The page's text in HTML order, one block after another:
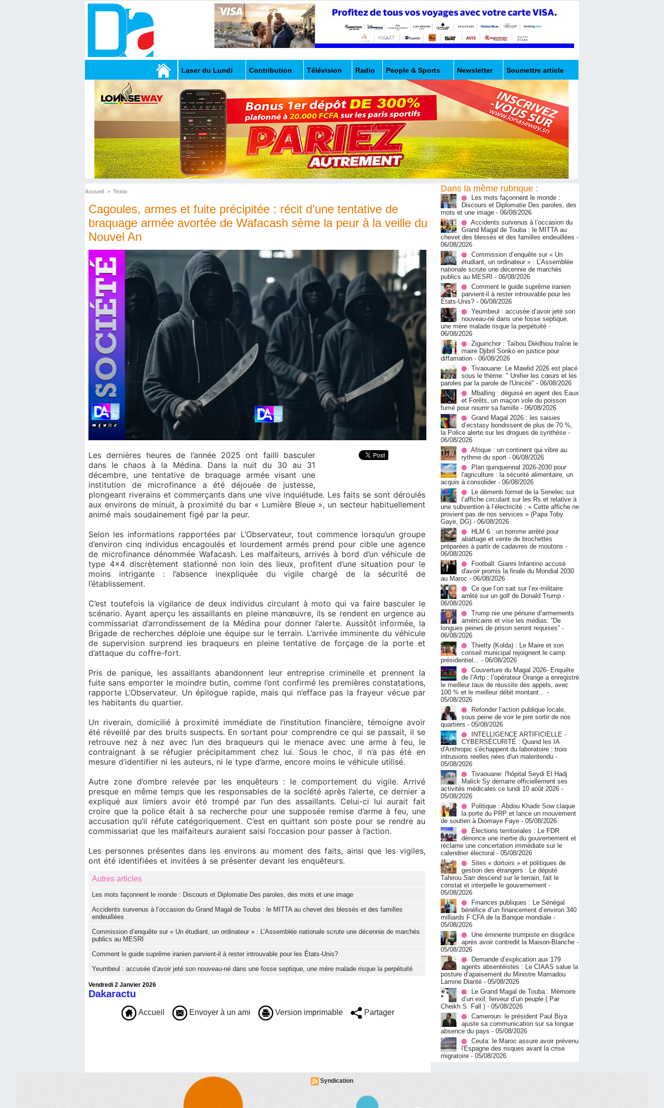
Laser du Lundi Contribution Télévision Radio People & Sports Newsletter Soumettre article
Accueil > Texto
Cagoules, armes et fuite précipitée : récit d’une tentative de
braquage armée avortée de Wafacash sème la peur à la veille du
Nouvel An
Les dernières heures de l’année 2025 ont failli basculer
dans le chaos à la Médina. Dans la nuit du 30 au 31
décembre, une tentative de braquage armée visant une
institution de microfinance a été déjouée de justesse,
plongeant riverains et commerçants dans une vive inquiétude. Les faits se sont déroulés
aux environs de minuit, à proximité du bar « Lumière Bleue », un secteur habituellement
animé mais soudainement figé par la peur.
Selon les informations rapportées par L’Observateur, tout commence lorsqu’un groupe
d’environ cinq individus encagoulés et lourdement armés prend pour cible une agence
de microfinance dénommée Wafacash. Les malfaiteurs, arrivés à bord d’un véhicule de
type 4x4 discrètement stationné non loin des lieux, profitent d’une situation pour le
moins intrigante : l’absence inexpliquée du vigile chargé de la sécurité de
l’établissement.
C’est toutefois la vigilance de deux individus circulant à moto qui va faire basculer le
scénario. Ayant aperçu les assaillants en pleine manœuvre, ils se rendent en urgence au
commissariat d’arrondissement de la Médina pour donner l’alerte. Aussitôt informée, la
Brigade de recherches déploie une équipe sur le terrain. L’arrivée imminente du véhicule
de supervision surprend les braqueurs en pleine tentative de forçage de la porte et
d’attaque du coffre-fort.
Pris de panique, les assaillants abandonnent leur entreprise criminelle et prennent la
fuite sans emporter le moindre butin, comme l’ont confirmé les premières constatations,
rapporte L’Observateur. Un épilogue rapide, mais qui n’efface pas la frayeur vécue par
les habitants du quartier.
Un riverain, domicilié à proximité immédiate de l’institution financière, témoigne avoir
été réveillé par des bruits suspects. En sortant pour comprendre ce qui se passait, il se
retrouve nez à nez avec l’un des braqueurs qui le menace avec une arme à feu, le
contraignant à se réfugier précipitamment chez lui. Sous le choc, il n’a pas été en
mesure d’identifier ni les auteurs, ni le type d’arme, encore moins le véhicule utilisé.
Autre zone d’ombre relevée par les enquêteurs : le comportement du vigile. Arrivé
presque en même temps que les responsables de la société après l’alerte, ce dernier a
expliqué aux limiers avoir été trompé par l’un des assaillants. Celui-ci lui aurait fait
croire que la police était à sa recherche pour une supposée remise d’arme à feu, une
accusation qu’il réfute catégoriquement. C’est en quittant son poste pour se rendre au
commissariat que les malfaiteurs auraient saisi l’occasion pour passer à l’action.
Les personnes présentes dans les environs au moment des faits, ainsi que les vigiles,
ont été identifiées et invitées à se présenter devant les enquêteurs.
Autres articles
Les mots façonnent le monde : Discours et Diplomatie Des paroles, des mots et une image
Accidents survenus à l’occasion du Grand Magal de Touba : le MITTA au chevet des blessés et des familles
endeuillées
Commission d’enquête sur « Un étudiant, un ordinateur » : L’Assemblée nationale scrute une décennie de marchés
publics au MESRI
Comment le guide suprême iranien parvient-il à rester introuvable pour les États-Unis?
Yeumbeul : accusée d’avoir jeté son nouveau-né dans une fosse septique, une mère malade risque la perpétuité
Vendredi 2 Janvier 2026
Dakaractu
Accueil Envoyer à un ami Version imprimable Partager
Dans la même rubrique :
Les mots façonnent le monde :
Discours et Diplomatie Des paroles, des
mots et une image - 06/08/2026
Accidents survenus à l’occasion du
Grand Magal de Touba : le MITTA au
chevet des blessés et des familles endeuillées -
06/08/2026
Commission d’enquête sur « Un
étudiant, un ordinateur » : L’Assemblée
nationale scrute une décennie de marchés
publics au MESRI - 06/08/2026
Comment le guide suprême iranien
parvient-il à rester introuvable pour les
États-Unis? - 06/08/2026
Yeumbeul : accusée d’avoir jeté son
nouveau-né dans une fosse septique,
une mère malade risque la perpétuité -
06/08/2026
Ziguinchor : Taïbou Diédhiou traîne le
maire Djibril Sonko en justice pour
diffamation - 06/08/2026
Tivaouane: Le Mawlid 2026 est placé
sous le thème: " Unifier les cœurs et les
paroles par la parole de l'Unicité" - 06/08/2026
Mballing : déguisé en agent des Eaux
et Forêts, un maçon vole du poisson
fumé pour nourrir sa famille - 06/08/2026
Grand Magal 2026 : les saisies
d’ecstasy bondissent de plus de 70 %,
la Police alerte sur les drogues de synthèse -
06/08/2026
Afrique : un continent qui vibre au
rythme du sport - 06/08/2026
Plan quinquennal 2026-2030 pour
l'agriculture : la sécurité alimentaire, un
acquis à consolider - 06/08/2026
Le démenti formel de la Senelec sur
l’affiche circulant sur les Rs et relative à
une subvention à l’électricité : « Cette affiche ne
provient pas de nos services » (Papa Toby
Gaye, DG) - 06/08/2026
HLM 6 : un homme arrêté pour
abattage et vente de brochettes
préparées à partir de cadavres de moutons -
06/08/2026
Football: Gianni Infantino accusé
d'avoir promis la finale du Mondial 2030
au Maroc - 06/08/2026
Ce que l’on sait sur l’ex-militaire
arrêté sur un golf de Donald Trump -
06/08/2026
Trump nie une pénurie d’armements
américains et vise les médias: “De
longues peines de prison seront requises” -
06/08/2026
‎Thietty (Kolda) : Le Maire et son
conseil municipal rejoignent le camp
présidentiel... - 06/08/2026
Couverture du Magal 2026- Enquête
de l’Artp : l’opérateur Orange a enregistré
le meilleur taux de réussite des appels, avec
100 % et le meilleur débit montant… -
05/08/2026
Refonder l’action publique locale,
sous peine de voir le pire sortir de nos
quartiers - 05/08/2026
INTELLIGENCE ARTIFICIELLE -
CYBERSÉCURITÉ : Quand les IA
d'Anthropic s'échappent du laboratoire : trois
intrusions réelles nées d'un malentendu -
05/08/2026
Tivaouane: l'hôpital Seydi El Hadj
Malick Sy démarre officiellement ses
activités médicales ce lundi 10 août 2026 -
05/08/2026
Politique : Abdou Khadir Sow claque
la porte du PRP et lance un mouvement
de soutien à Diomaye Faye - 05/08/2026
Élections territoriales : Le FDR
dénonce une inertie du gouvernement et
réclame une concertation immédiate sur le
calendrier électoral - 05/08/2026
Sites « dortoirs » et politiques de
gestion des étrangers : Le député
Tahirou Sarr descend sur le terrain, fait le
constat et interpelle le gouvernement -
05/08/2026
Finances publiques : Le Sénégal
bénéfice d’un financement d’environ 340
milliards F CFA de la Banque mondiale -
05/08/2026
Une éminente trumpiste en disgrâce
après avoir contredit la Maison-Blanche -
05/08/2026
Demande d’explication aux 179
agents absentéistes : Le CIAAS salue la
posture d’apaisement du Ministre Mamadou
Lamine Dianté - 05/08/2026
Le Grand Magal de Touba : Mémoire
d’un exil, ferveur d’un peuple ( Par
Cheikh S. Fall ) - 05/08/2026
Cameroun: le président Paul Biya
ajuste sa communication sur sa longue
absence du pays - 05/08/2026
Ceuta: le Maroc assure avoir prévenu
l'Espagne des risques avant la crise
migratoire - 05/08/2026
Syndication